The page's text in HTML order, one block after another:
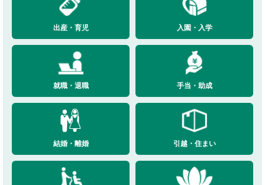
出産・育児 入園・入学
就職・退職 手当・助成
結婚・離婚 引越・住まい